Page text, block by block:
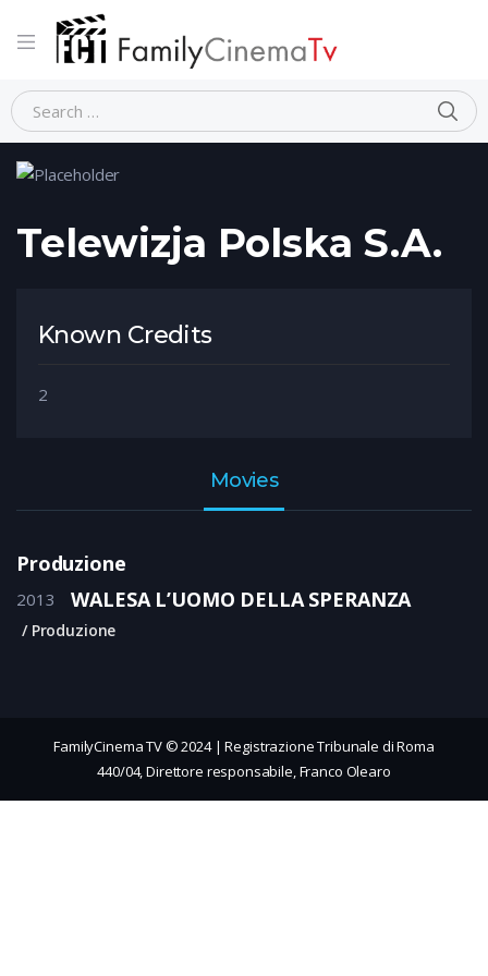
Home Person Telewizja Polska S.A.
Telewizja Polska S.A.
Known Credits
2
Movies
Produzione
2013 WALESA L’UOMO DELLA SPERANZA
Produzione
FamilyCinema TV © 2024 | Registrazione Tribunale di Roma
440/04, Direttore responsabile, Franco Olearo